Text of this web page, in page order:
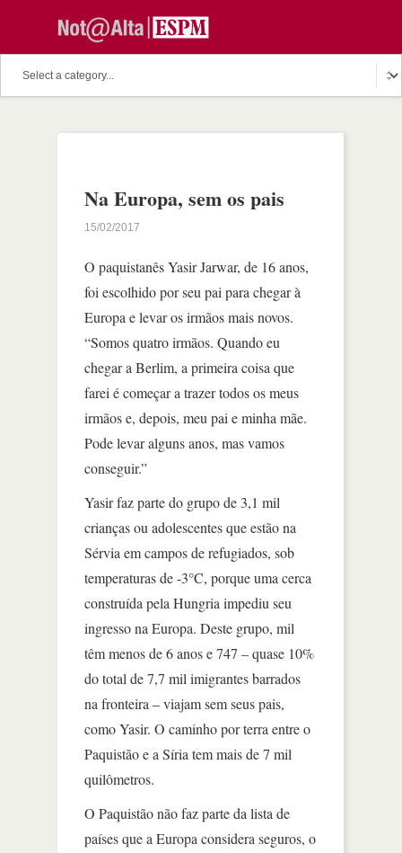
Na Europa, sem os pais
15/02/2017
O paquistanês Yasir Jarwar, de 16 anos,
foi escolhido por seu pai para chegar à
Europa e levar os irmãos mais novos.
“Somos quatro irmãos. Quando eu
chegar a Berlim, a primeira coisa que
farei é começar a trazer todos os meus
irmãos e, depois, meu pai e minha mãe.
Pode levar alguns anos, mas vamos
conseguir.”
Yasir faz parte do grupo de 3,1 mil
crianças ou adolescentes que estão na
Sérvia em campos de refugiados, sob
temperaturas de -3°C, porque uma cerca
construída pela Hungria impediu seu
ingresso na Europa. Deste grupo, mil
têm menos de 6 anos e 747 – quase 10%
do total de 7,7 mil imigrantes barrados
na fronteira – viajam sem seus pais,
como Yasir. O caminho por terra entre o
Paquistão e a Síria tem mais de 7 mil
quilômetros.
O Paquistão não faz parte da lista de
países que a Europa considera seguros, o